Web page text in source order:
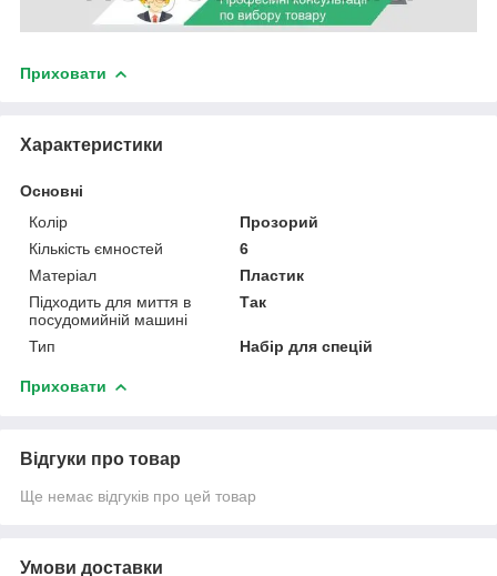
Приховати
Характеристики
Основні
Колір
Прозорий
Кількість ємностей
6
Матеріал
Пластик
Підходить для миття в
посудомийній машині
Так
Тип Набір для спецій
Приховати
Відгуки про товар
Ще немає відгуків про цей товар
Умови доставки